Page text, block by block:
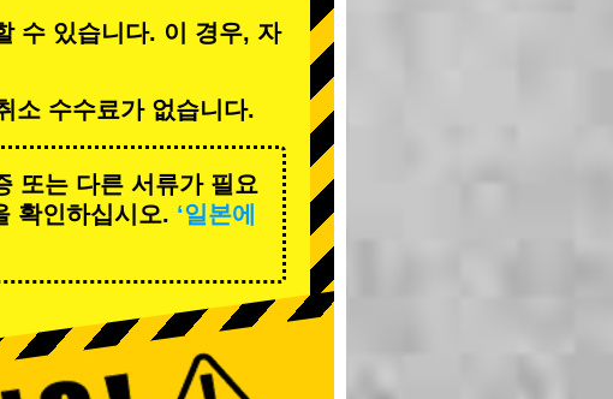
수 있습니다. 이 경우, 자
소 수수료가 없습니다.
또는 다른 서류가 필요
확인하십시오. ‘일본에